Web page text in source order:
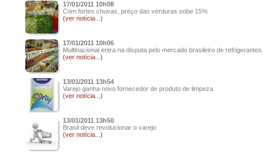
17/01/2011 10h08
Com fortes chuvas, preço das verduras sobe 15%
(ver notícia...)
17/01/2011 10h06
Multinacional entra na disputa pelo mercado brasileiro de refrigerantes
(ver notícia...)
13/01/2011 13h54
Varejo ganha novo fornecedor de produto de limpeza
(ver notícia...)
13/01/2011 13h50
Brasil deve revolucionar o varejo
(ver notícia...)